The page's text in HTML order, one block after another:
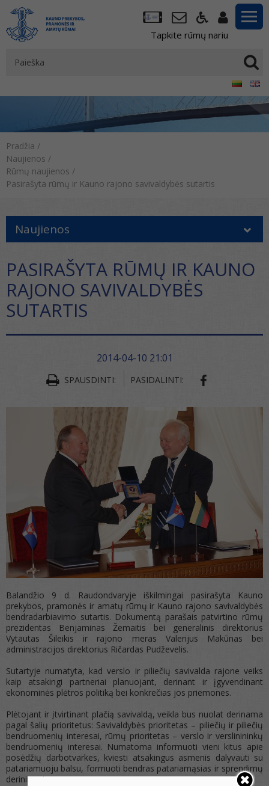
Tapkite rūmų nariu
Pradžia /
Naujienos /
Rūmų naujienos /
Pasirašyta rūmų ir Kauno rajono savivaldybės sutartis
Naujienos
PASIRAŠYTA RŪMŲ IR KAUNO
RAJONO SAVIVALDYBĖS
SUTARTIS
2014-04-10 21:01
SPAUSDINTI: PASIDALINTI:
Balandžio 9 d. Raudondvaryje iškilmingai pasirašyta Kauno
prekybos, pramonės ir amatų rūmų ir Kauno rajono savivaldybės
bendradarbiavimo sutartis. Dokumentą parašais patvirtino rūmų
prezidentas Benjaminas Žemaitis bei generalinis direktorius
Vytautas Šileikis ir rajono meras Valerijus Makūnas bei
administracijos direktorius Ričardas Pudževelis.
Sutartyje numatyta, kad verslo ir piliečių savivalda rajone veiks
kaip atsakingi partneriai planuojant, derinant ir įgyvendinant
ekonominės plėtros politiką bei konkrečias jos priemones.
Plėtojant ir įtvirtinant plačią savivaldą, veikla bus nuolat derinama
pagal šalių prioritetus: Savivaldybės prioritetas – piliečių ir piliečių
bendruomenių interesai, rūmų prioritetas – verslo ir verslinininkų
bendruomenių interesai. Numatoma informuoti vieni kitus apie
posėdžių darbotvarkes, kviesti atsakingus asmenis dalyvauti su
patariamuoju balsu, formuoti bendras patariamąsias ir sprendimų
derinimo komisijas.